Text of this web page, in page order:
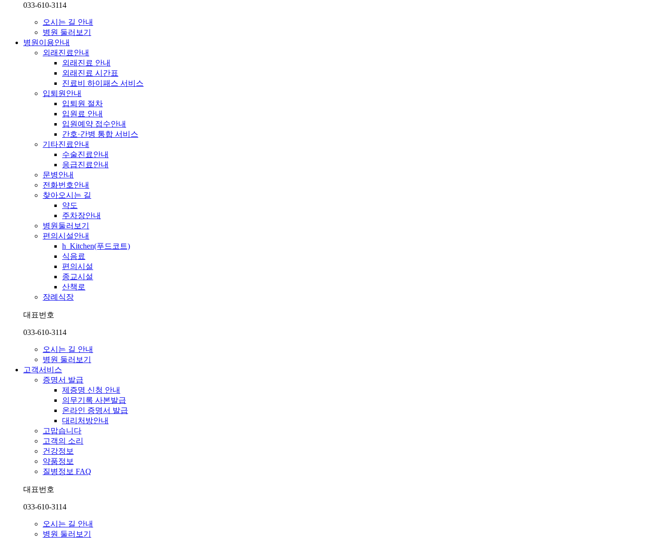
033-610-3114
오시는 길 안내
병원 둘러보기
병원이용안내
외래진료안내
외래진료 안내
외래진료 시간표
진료비 하이패스 서비스
입퇴원안내
입퇴원 절차
입원료 안내
입원예약 접수안내
간호·간병 통합 서비스
기타진료안내
수술진료안내
응급진료안내
문병안내
전화번호안내
찾아오시는 길
약도
주차장안내
병원둘러보기
편의시설안내
h_Kitchen(푸드코트)
식음료
편의시설
종교시설
산책로
장례식장
대표번호
033-610-3114
오시는 길 안내
병원 둘러보기
고객서비스
증명서 발급
제증명 신청 안내
의무기록 사본발급
온라인 증명서 발급
대리처방안내
고맙습니다
고객의 소리
건강정보
약품정보
질병정보 FAQ
대표번호
033-610-3114
오시는 길 안내
병원 둘러보기